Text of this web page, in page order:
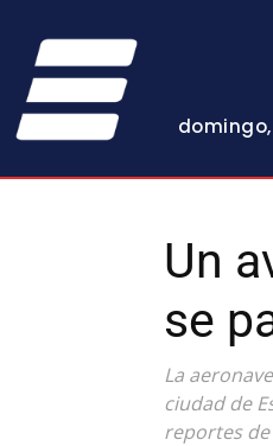
Un
se
La
ciudad de
reportes